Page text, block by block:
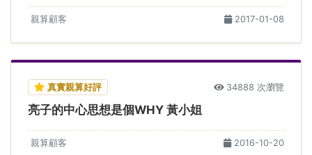
親算顧客 2017-01-08
真實親算好評 34888 次瀏覽
亮子的中心思想是個WHY 黃小姐
親算顧客 2016-10-20